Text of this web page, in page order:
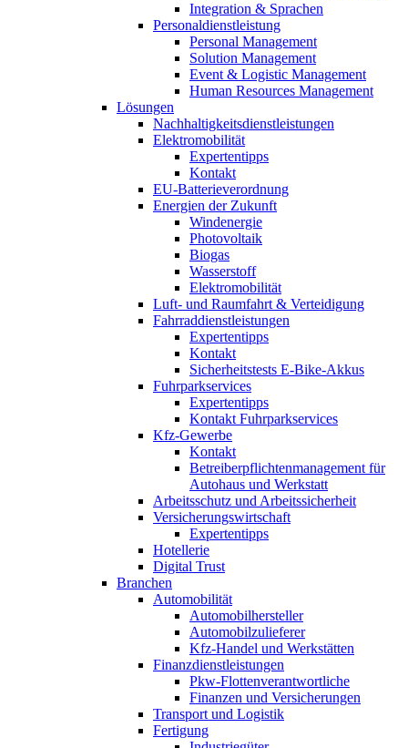
Integration & Sprachen
Personaldienstleistung
Personal Management
Solution Management
Event & Logistic Management
Human Resources Management
Lösungen
Nachhaltigkeitsdienstleistungen
Elektromobilität
Expertentipps
Kontakt
EU-Batterieverordnung
Energien der Zukunft
Windenergie
Photovoltaik
Biogas
Wasserstoff
Elektromobilität
Luft- und Raumfahrt & Verteidigung
Fahrraddienstleistungen
Expertentipps
Kontakt
Sicherheitstests E-Bike-Akkus
Fuhrparkservices
Expertentipps
Kontakt Fuhrparkservices
Kfz-Gewerbe
Kontakt
Betreiberpflichtenmanagement für
Autohaus und Werkstatt
Arbeitsschutz und Arbeitssicherheit
Versicherungswirtschaft
Expertentipps
Hotellerie
Digital Trust
Branchen
Automobilität
Automobilhersteller
Automobilzulieferer
Kfz-Handel und Werkstätten
Finanzdienstleistungen
Pkw‑Flottenverantwortliche
Finanzen und Versicherungen
Transport und Logistik
Fertigung